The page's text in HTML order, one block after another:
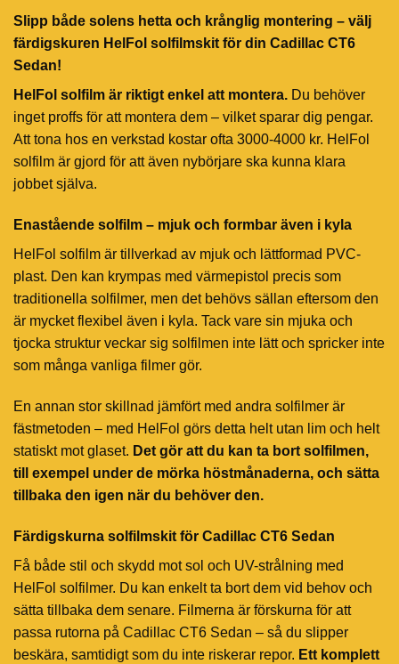
Slipp både solens hetta och krånglig montering – välj
färdigskuren HelFol solfilmskit för din Cadillac CT6
Sedan!
HelFol solfilm är riktigt enkel att montera. Du behöver
inget proffs för att montera dem – vilket sparar dig pengar.
Att tona hos en verkstad kostar ofta 3000-4000 kr. HelFol
solfilm är gjord för att även nybörjare ska kunna klara
jobbet själva.
Enastående solfilm – mjuk och formbar även i kyla
HelFol solfilm är tillverkad av mjuk och lättformad PVC-
plast. Den kan krympas med värmepistol precis som
traditionella solfilmer, men det behövs sällan eftersom den
är mycket flexibel även i kyla. Tack vare sin mjuka och
tjocka struktur veckar sig solfilmen inte lätt och spricker inte
som många vanliga filmer gör.
En annan stor skillnad jämfört med andra solfilmer är
fästmetoden – med HelFol görs detta helt utan lim och helt
statiskt mot glaset. Det gör att du kan ta bort solfilmen,
till exempel under de mörka höstmånaderna, och sätta
tillbaka den igen när du behöver den.
Färdigskurna solfilmskit för Cadillac CT6 Sedan
Få både stil och skydd mot sol och UV-strålning med
HelFol solfilmer. Du kan enkelt ta bort dem vid behov och
sätta tillbaka dem senare. Filmerna är förskurna för att
passa rutorna på Cadillac CT6 Sedan – så du slipper
beskära, samtidigt som du inte riskerar repor. Ett komplett